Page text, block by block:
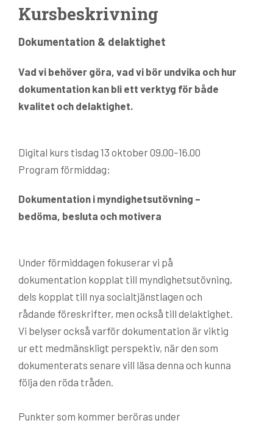
Kursbeskrivning
Dokumentation & delaktighet
Vad vi behöver göra, vad vi bör undvika och hur
dokumentation kan bli ett verktyg för både
kvalitet och delaktighet.
Digital kurs tisdag 13 oktober 09.00–16.00
Program förmiddag:
Dokumentation i myndighets­utövning –
bedöma, besluta och motivera
Under förmiddagen fokuserar vi på
dokumentation kopplat till myndighetsutövning,
dels kopplat till nya socialtjänstlagen och
rådande föreskrifter, men också till delaktighet.
Vi belyser också varför dokumentation är viktig
ur ett medmänskligt perspektiv, när den som
dokumenterats senare vill läsa denna och kunna
följa den röda tråden.
Punkter som kommer beröras under